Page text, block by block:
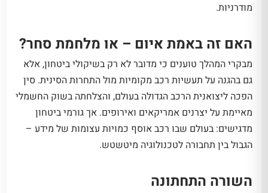
מודרניות.
האם זה באמת איום – או מלחמת סחר?
מבקרי המהלך טוענים כי מדובר לא רק בשיקולי ביטחון, אלא
גם בהגנה על תעשיות רכב מקומיות מול התחרות הסינית. סין
הפכה ליצואנית הרכב הגדולה בעולם, והצלחתה בשוק החשמלי
מאיימת על יצרנים אמריקאים ואירופים. אך גורמי ביטחון
מדגישים: בעולם שבו רכב אוסף כמויות עצומות של מידע –
הגבול בין תחבורה לטכנולוגיה מיטשטש.
השורה התחתונה